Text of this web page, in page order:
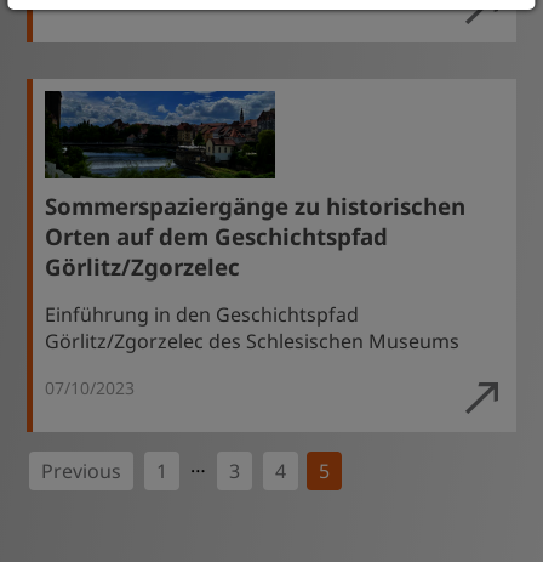
Sommerspaziergänge zu historischen
Orten auf dem Geschichtspfad
Görlitz/Zgorzelec
Einführung in den Geschichtspfad
Görlitz/Zgorzelec des Schlesischen Museums
07/10/2023
Previous 1 … 3 4 5